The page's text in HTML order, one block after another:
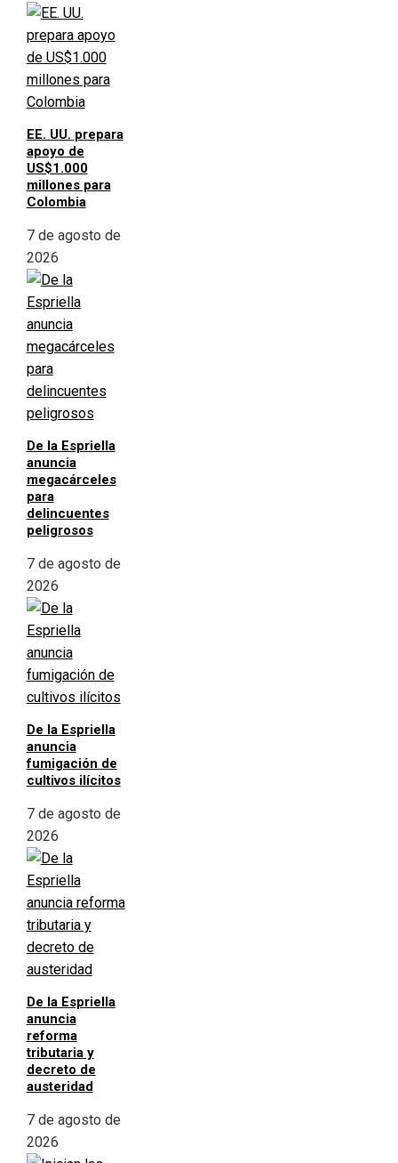
EE. UU. prepara
apoyo de
US$1.000
millones para
Colombia
7 de agosto de
2026
De la Espriella
anuncia
megacárceles
para
delincuentes
peligrosos
7 de agosto de
2026
De la Espriella
anuncia
fumigación de
cultivos ilícitos
7 de agosto de
2026
De la Espriella
anuncia
reforma
tributaria y
decreto de
austeridad
7 de agosto de
2026